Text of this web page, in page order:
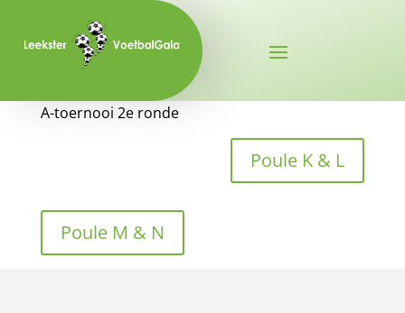
A-toernooi 2e ronde
Poule K & L
Poule M & N